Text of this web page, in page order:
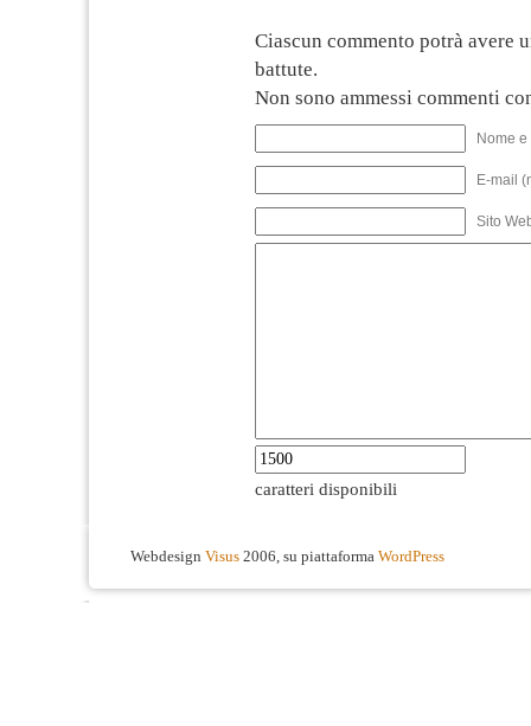
Ciascun commento potrà avere
battute.
Non sono ammessi commenti
Nome
E-mail
Sito
caratteri disponibili
Webdesign Visus 2006, su piattaforma WordPress